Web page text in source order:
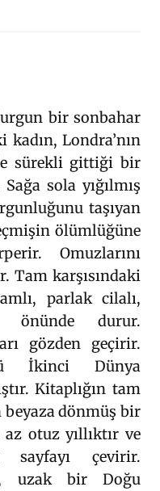
bir sonbahar
kadın, Londra’nın
sürekli gittiği bir
sola yığılmış
taşıyan
ölümlüğüne
Omuzlarını
Tam karşısındaki
parlak cilalı,
durur.
gözden geçirir.
İkinci Dünya
Kitaplığın tam
beyaza dönmüş bir
otuz yıllıktır ve
çevirir.
uzak bir Doğu